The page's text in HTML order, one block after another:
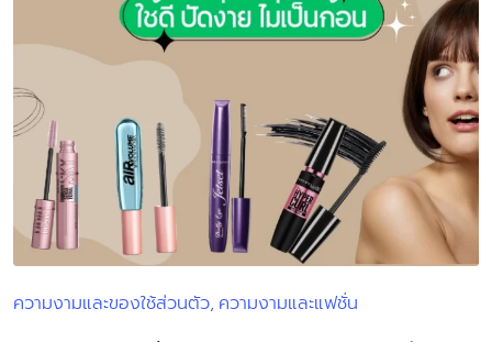
Posted
ความงามและของใช้ส่วนตัว ความงามและแฟชั่น